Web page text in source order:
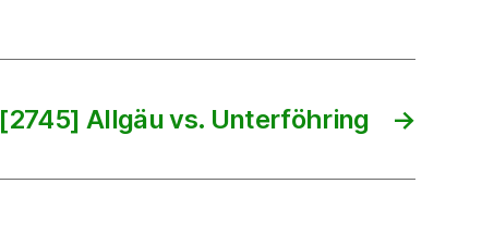
→
[2745] Allgäu vs. Unterföhring